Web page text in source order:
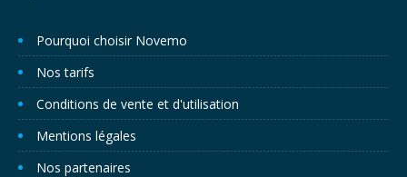
Pourquoi choisir Novemo
Nos tarifs
Conditions de vente et d'utilisation
Mentions légales
Nos partenaires